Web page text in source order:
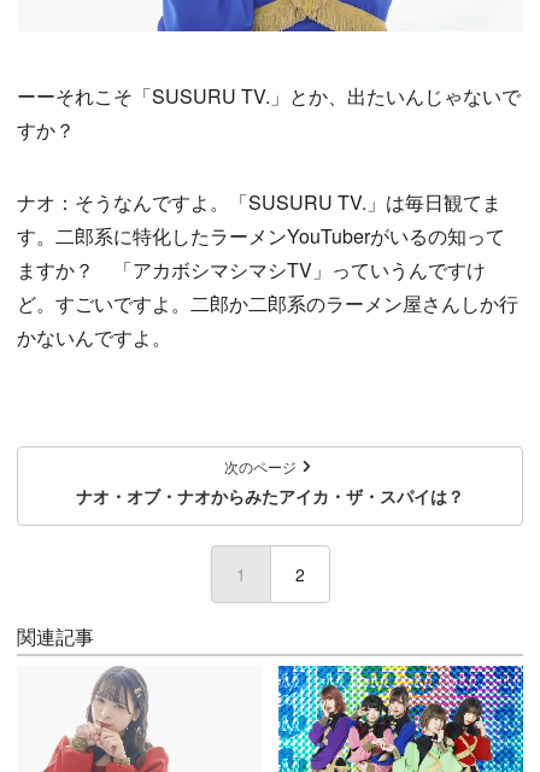
ーーそれこそ「SUSURU TV.」とか、出たいんじゃないで
すか？
ナオ：そうなんですよ。「SUSURU TV.」は毎日観てま
す。二郎系に特化したラーメンYouTuberがいるの知って
ますか？ 「アカボシマシマシTV」っていうんですけ
ど。すごいですよ。二郎か二郎系のラーメン屋さんしか行
かないんですよ。
次のページ
ナオ・オブ・ナオからみたアイカ・ザ・スパイは？
1 (current)
2
関連記事